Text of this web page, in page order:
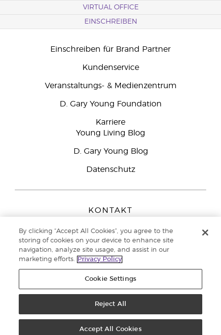
VIRTUAL OFFICE
EINSCHREIBEN
Einschreiben für Brand Partner
Kundenservice
Veranstaltungs- & Medienzentrum
D. Gary Young Foundation
Karriere
Young Living Blog
D. Gary Young Blog
Datenschutz
KONTAKT
Peizerweg 97
9727 AJ Groningen
Netherlands
Kundenservice:08000-825049
Datenschutzerklärung
By clicking “Accept All Cookies”, you agree to the
storing of cookies on your device to enhance site
navigation, analyze site usage, and assist in our
marketing efforts.
Privacy Policy
Cookie Settings
Reject All
Accept All Cookies